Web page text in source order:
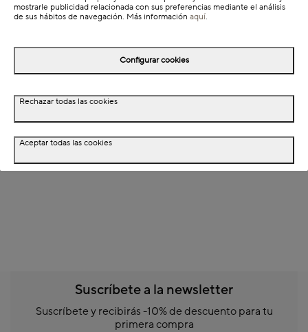
Información de envío
Detalles del producto
Descripción
Suscríbete a la newsletter
Suscríbete y recibirás -10% de descuento para tu
primera compra
mostrarle publicidad relacionada con sus preferencias mediante el análisis
de sus hábitos de navegación. Más información aquí.
Configurar cookies
Rechazar todas las cookies
Aceptar todas las cookies